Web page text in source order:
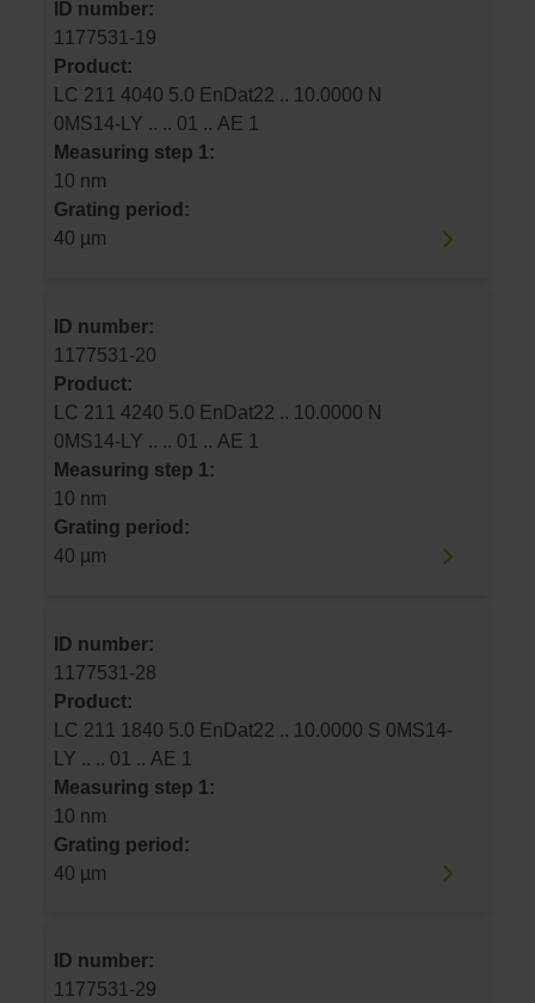
ID number:
1177531-19
Product:
LC 211 4040 5.0 EnDat22 .. 10.0000 N
0MS14-LY .. .. 01 .. AE 1
Measuring step 1:
10 nm
Grating period:
40 µm
ID number:
1177531-20
Product:
LC 211 4240 5.0 EnDat22 .. 10.0000 N
0MS14-LY .. .. 01 .. AE 1
Measuring step 1:
10 nm
Grating period:
40 µm
ID number:
1177531-28
Product:
LC 211 1840 5.0 EnDat22 .. 10.0000 S 0MS14-
LY .. .. 01 .. AE 1
Measuring step 1:
10 nm
Grating period:
40 µm
ID number:
1177531-29